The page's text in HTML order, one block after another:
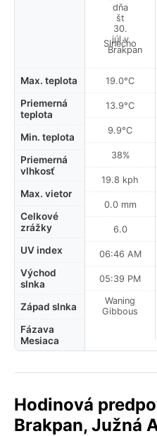
Max. teplota
Priemerná
teplota
Min. teplota
Priemerná
vlhkosť
Max. vietor
Celkové
zrážky
UV index
Východ
slnka
Západ slnka
Fázava
Mesiaca
Slnečno
19.0°C
13.9°C
9.9°C
38%
19.8 kph
0.0 mm
6.0
06:46 AM
05:39 PM
Waning
Gibbous
Hodinová
Brakpan, Južná